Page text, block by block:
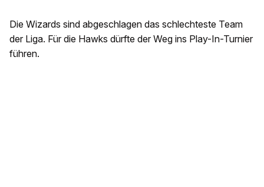
Die Wizards sind abgeschlagen das schlechteste Team
der Liga. Für die Hawks dürfte der Weg ins Play-In-Turnier
führen.